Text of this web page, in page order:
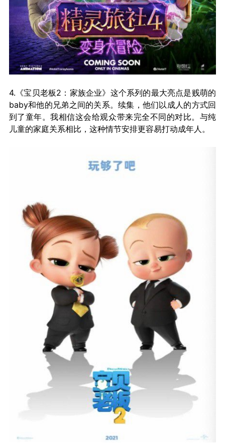
4.《宝贝老板2：家族企业》这个系列的最大亮点是贱萌的
baby和他的兄弟之间的关系。续集，他们以成人的方式回
到了童年。我相信这会给观众带来完全不同的对比。与纯
儿童的家庭关系相比，这种情节安排更容易打动成年人。